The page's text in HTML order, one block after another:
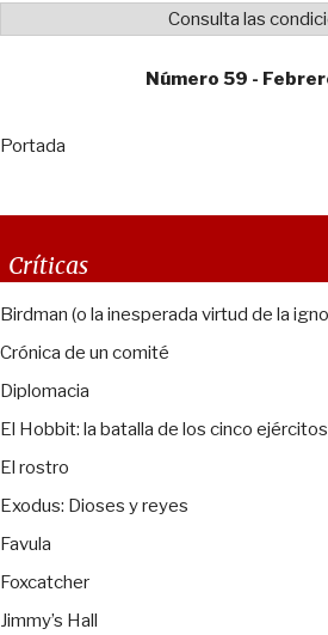
Consulta las
Número 59 -
Portada
Críticas
Birdman (o la inesperada virtud de la
Crónica de un comité
Diplomacia
El Hobbit: la batalla de los cinco ejércitos
El rostro
Exodus: Dioses y reyes
Favula
Foxcatcher
Jimmy’s Hall